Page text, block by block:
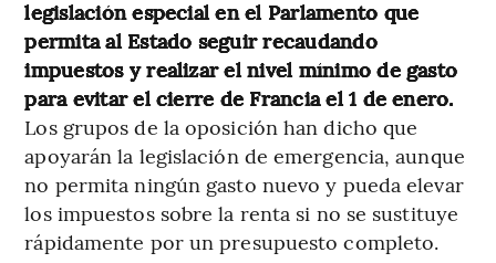
legislación especial en el Parlamento que
permita al Estado seguir recaudando
impuestos y realizar el nivel mínimo de gasto
para evitar el cierre de Francia el 1 de enero.
Los grupos de la oposición han dicho que
apoyarán la legislación de emergencia, aunque
no permita ningún gasto nuevo y pueda elevar
los impuestos sobre la renta si no se sustituye
rápidamente por un presupuesto completo.